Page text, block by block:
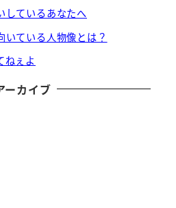
しているあなたへ
いている人物像とは？
ねぇよ
ーカイブ